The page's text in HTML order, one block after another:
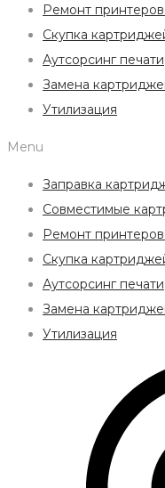
Ремонт
Скупка
Аутсорсинг печати
Замена
Утилизация
Menu
Заправка
Совместимые
Ремонт
Скупка
Аутсорсинг печати
Замена
Утилизация